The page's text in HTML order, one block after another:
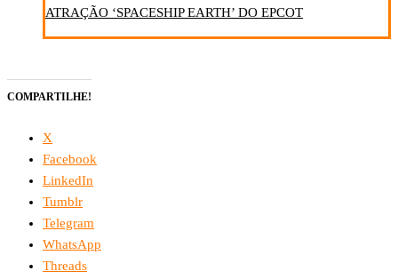
ATRAÇÃO ‘SPACESHIP EARTH’ DO EPCOT
COMPARTILHE!
X
Facebook
LinkedIn
Tumblr
Telegram
WhatsApp
Threads